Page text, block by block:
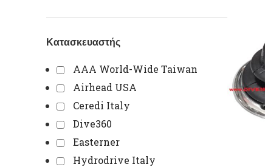
Κατασκευαστής
AAA World-Wide Taiwan
Airhead USA
Ceredi Italy
Dive360
Easterner
Hydrodrive Italy